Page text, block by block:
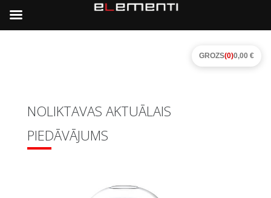
NOLIKTAVAS AKTUĀLAIS
PIEDĀVĀJUMS
GROZS(0)0,00 €